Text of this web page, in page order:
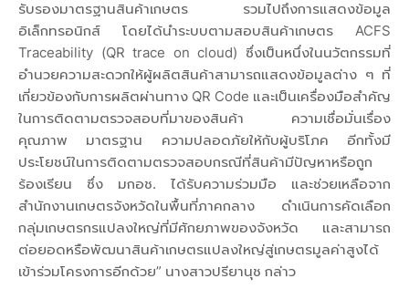
รับรองมาตรฐานสินค้าเกษตร รวมไปถึงการแสดงข้อมูล
อิเล็กทรอนิกส์ โดยได้นำระบบตามสอบสินค้าเกษตร ACFS
Traceability (QR trace on cloud) ซึ่งเป็นหนึ่งในนวัตกรรมที่
อำนวยความสะดวกให้ผู้ผลิตสินค้าสามารถแสดงข้อมูลต่าง ๆ ที่
เกี่ยวข้องกับการผลิตผ่านทาง QR Code และเป็นเครื่องมือสำคัญ
ในการติดตามตรวจสอบที่มาของสินค้า ความเชื่อมั่นเรื่อง
คุณภาพ มาตรฐาน ความปลอดภัยให้กับผู้บริโภค อีกทั้งมี
ประโยชน์ในการติดตามตรวจสอบกรณีที่สินค้ามีปัญหาหรือถูก
ร้องเรียน ซึ่ง มกอช. ได้รับความร่วมมือ และช่วยเหลือจาก
สำนักงานเกษตรจังหวัดในพื้นที่ภาคกลาง ดำเนินการคัดเลือก
กลุ่มเกษตรกรแปลงใหญ่ที่มีศักยภาพของจังหวัด และสามารถ
ต่อยอดหรือพัฒนาสินค้าเกษตรแปลงใหญ่สู่เกษตรมูลค่าสูงได้
เข้าร่วมโครงการอีกด้วย” นางสาวปรียานุช กล่าว